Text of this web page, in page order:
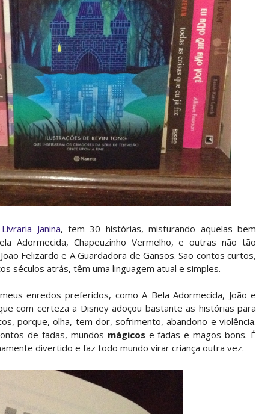
Livraria Janina, tem 30 histórias, misturando aquelas bem
Adormecida, Chapeuzinho Vermelho, e outras não tão
Felizardo e A Guardadora de Gansos. São contos curtos,
séculos atrás, têm uma linguagem atual e simples.
enredos preferidos, como A Bela Adormecida, João e
com certeza a Disney adoçou bastante as histórias para
porque, olha, tem dor, sofrimento, abandono e violência.
de fadas, mundos mágicos e fadas e magos bons. É
divertido e faz todo mundo virar criança outra vez.